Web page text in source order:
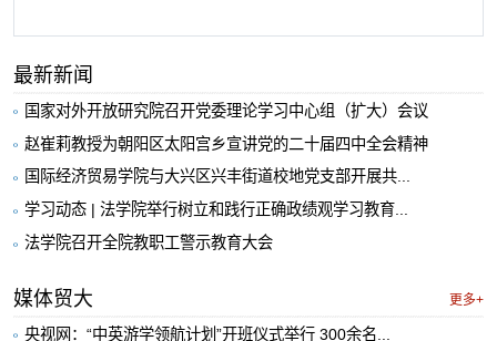
最新新闻
国家对外开放研究院召开党委理论学习中心组（扩大）会议
赵崔莉教授为朝阳区太阳宫乡宣讲党的二十届四中全会精神
国际经济贸易学院与大兴区兴丰街道校地党支部开展共...
学习动态 | 法学院举行树立和践行正确政绩观学习教育...
法学院召开全院教职工警示教育大会
媒体贸大 更多+
央视网：“中英游学领航计划”开班仪式举行 300余名...